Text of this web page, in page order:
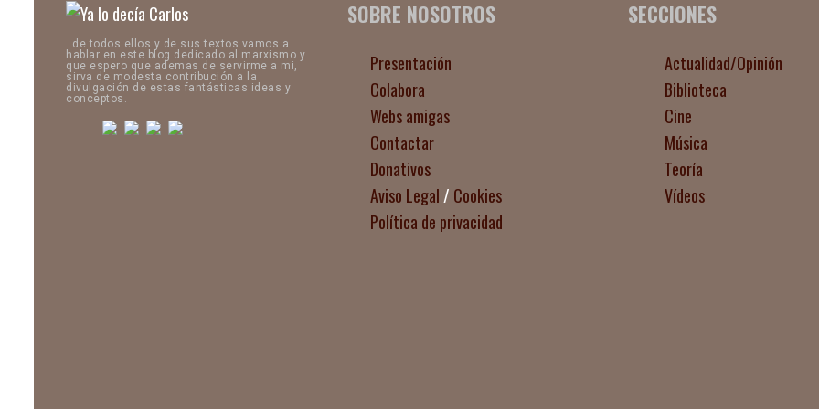
..de todos ellos y de sus textos vamos a
hablar en este blog dedicado al marxismo y
que espero que ademas de servirme a mi,
sirva de modesta contribución a la
divulgación de estas fantásticas ideas y
conceptos.
SOBRE NOSOTROS
Presentación
Colabora
Webs amigas
Contactar
Donativos
Aviso Legal/ Cookies
Política de privacidad
SECCIONES
Actualidad/Opinión
Biblioteca
Cine
Música
Teoría
Vídeos